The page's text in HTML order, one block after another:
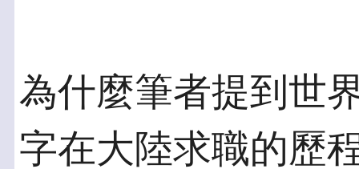
為什麼筆者提到世
字在大陸求職的歷